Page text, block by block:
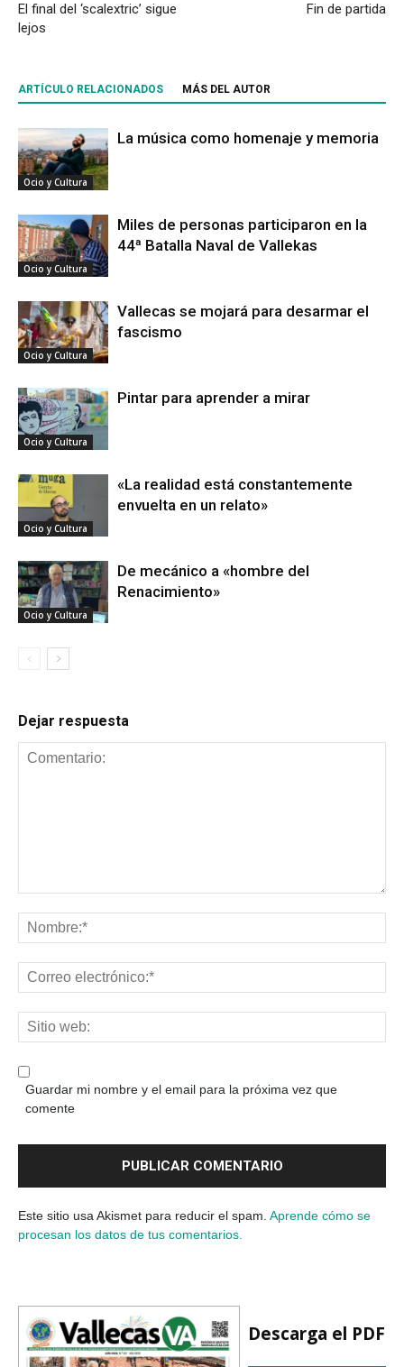
El final del ‘scalextric’ sigue
lejos
Fin de partida
ARTÍCULO RELACIONADOS MÁS DEL AUTOR
Ocio y Cultura
La música como homenaje y memoria
Ocio y Cultura
Miles de personas participaron en la
44ª Batalla Naval de Vallekas
Ocio y Cultura
Vallecas se mojará para desarmar el
fascismo
Ocio y Cultura
Pintar para aprender a mirar
Ocio y Cultura
«La realidad está constantemente
envuelta en un relato»
Ocio y Cultura
De mecánico a «hombre del
Renacimiento»
Dejar respuesta
Guardar mi nombre y el email para la próxima vez que
comente
Este sitio usa Akismet para reducir el spam. Aprende cómo se
procesan los datos de tus comentarios.
Descarga el PDF